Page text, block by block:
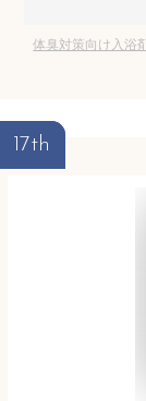
体臭対策向け入浴
17th